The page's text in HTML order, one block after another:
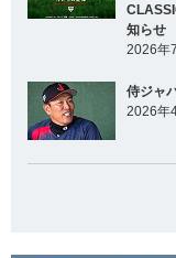
知らせ
2026年
侍ジャ
2026年